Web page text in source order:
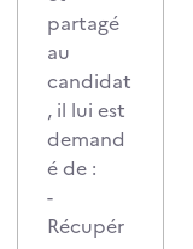
partagé
au
candidat
, il lui est
demand
é de :
-
Récupér